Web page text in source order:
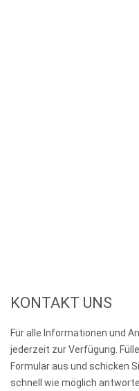
KONTAKT UNS
Für alle Informationen und
jederzeit zur Verfügung.
Formular aus und schicken
schnell wie möglich